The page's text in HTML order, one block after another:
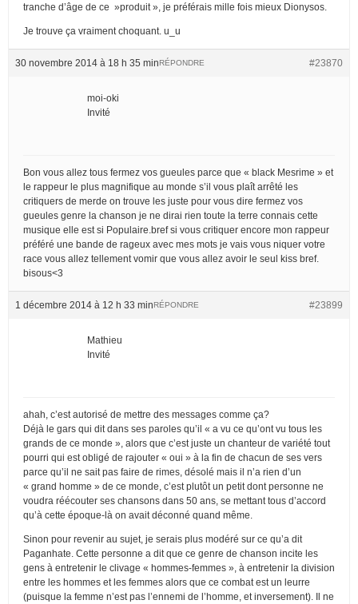
tranche d’âge de ce »produit », je préférais mille fois mieux Dionysos.
Je trouve ça vraiment choquant. u_u
30 novembre 2014 à 18 h 35 min #23870
RÉPONDRE
moi-oki
Invité
Bon vous allez tous fermez vos gueules parce que « black Mesrime » et
le rappeur le plus magnifique au monde s’il vous plaît arrêté les
critiquers de merde on trouve les juste pour vous dire fermez vos
gueules genre la chanson je ne dirai rien toute la terre connais cette
musique elle est si Populaire.bref si vous critiquer encore mon rappeur
préféré une bande de rageux avec mes mots je vais vous niquer votre
race vous allez tellement vomir que vous allez avoir le seul kiss bref.
bisous<3
1 décembre 2014 à 12 h 33 min #23899
RÉPONDRE
Mathieu
Invité
ahah, c’est autorisé de mettre des messages comme ça?
Déjà le gars qui dit dans ses paroles qu’il « a vu ce qu’ont vu tous les
grands de ce monde », alors que c’est juste un chanteur de variété tout
pourri qui est obligé de rajouter « oui » à la fin de chacun de ses vers
parce qu’il ne sait pas faire de rimes, désolé mais il n’a rien d’un
« grand homme » de ce monde, c’est plutôt un petit dont personne ne
voudra réécouter ses chansons dans 50 ans, se mettant tous d’accord
qu’à cette époque-là on avait déconné quand même.
Sinon pour revenir au sujet, je serais plus modéré sur ce qu’a dit
Paganhate. Cette personne a dit que ce genre de chanson incite les
gens à entretenir le clivage « hommes-femmes », à entretenir la division
entre les hommes et les femmes alors que ce combat est un leurre
(puisque la femme n’est pas l’ennemi de l’homme, et inversement). Il ne